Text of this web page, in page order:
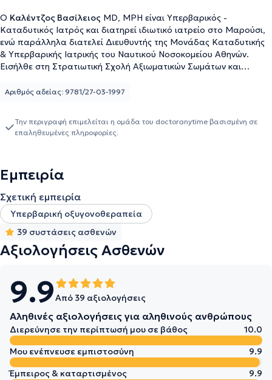
Ο Καλέντζος Βασίλειος MD, MPH είναι Υπερβαρικός -
Καταδυτικός Ιατρός και διατηρεί ιδιωτικό ιατρείο στο Μαρούσι,
ενώ παράλληλα διατελεί Διευθυντής της Μονάδας Καταδυτικής
& Υπερβαρικής Ιατρικής του Ναυτικού Νοσοκομείου Αθηνών.
Εισήλθε στη Στρατιωτική Σχολή Αξιωματικών Σωμάτων και
Πανεπιστημίου Θεσσαλονίκης, ανήκοντας στις τάξεις του
Wolfson Hyperbaric Medicine Unit - Ninewells Hospital της
Μεγάλης Βρετανίας. Διαθέτει μεταπτυχιακό τίτλο σπουδών
του Σεμιναρίου Καταδυτικής & Υπερβαρικής Ιατρικής Ιατρικής &
Πανεπιστημιακές Κλινικές και Μετεκπαιδευτικά Σεμινάρια, ενώ
έχει δημοσιεύσει άρθρα και συντάξει κεφάλαια βιβλίων για
συναφή με την Υπερβαρική Ιατρική θέματα. Τέλος, ο γιατρός είναι
μέλος του Ιατρικού Συλλόγου Αθηνών, της European Underwater
and Baromedical Society και της Undersea & Hyperbaric Medical
Society.
Αριθμός αδείας: 9781/27-03-1997
Την περιγραφή επιμελείται η ομάδα του doctoranytime βασισμένη σε
επαληθευμένες πληροφορίες.
Εμπειρία
Σχετική εμπειρία
Yπερβαρική οξυγονοθεραπεία
39 συστάσεις ασθενών
Αξιολογήσεις Ασθενών
9.9Από 39 αξιολογήσεις
Αληθινές αξιολογήσεις για αληθινούς ανθρώπους
Διερεύνησε την περίπτωσή μου σε βάθος
10.0
Μου ενέπνευσε εμπιστοσύνη
9.9
Έμπειρος & καταρτισμένος
9.9